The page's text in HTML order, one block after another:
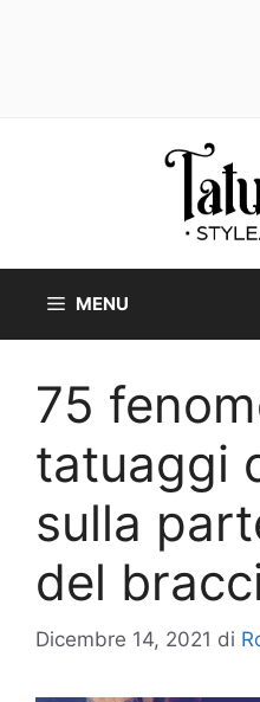
MENU
75
tatuaggi
sulla
del
Dicembre 14, 2021 di